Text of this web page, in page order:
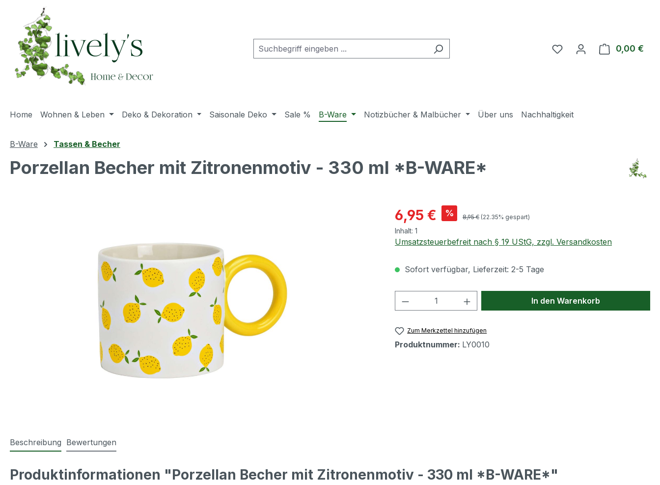
Hauptinhalt springen
Zur Suche springen
Zur Hauptnavigation springen
Du hast 0 Produkte auf
0,00 €
Home Wohnen & Leben Deko & Dekoration Saisonale Deko Sale % B-Ware Notizbücher & Malbücher Über uns Nachhaltigkeit
B-Ware Tassen & Becher
Porzellan Becher mit Zitronenmotiv - 330 ml *B-WARE*
Verkaufspreis:
6,95 € % Regulärer Preis:
8,95 € (22.35% gespart)
Inhalt: 1
Umsatzsteuerbefreit nach § 19 UStG, zzgl. Versandkosten
Sofort verfügbar, Lieferzeit: 2-5 Tage
Produkt Anzahl: Gib den gewünschten Wert
In den Warenkorb
Zum Merkzettel hinzufügen
Produktnummer: LY0010
Beschreibung Bewertungen
Produktinformationen "Porzellan Becher mit Zitronenmotiv - 330 ml *B-WARE*"